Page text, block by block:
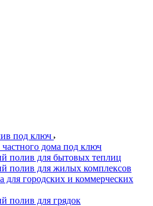
под ключ
дома под ключ
полив для бытовых теплиц
полив для жилых комплексов
для городских и коммерческих
полив для грядок